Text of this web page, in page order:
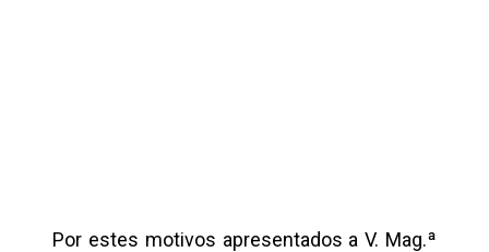
Por estes motivos apresentados a V. Mag.ª